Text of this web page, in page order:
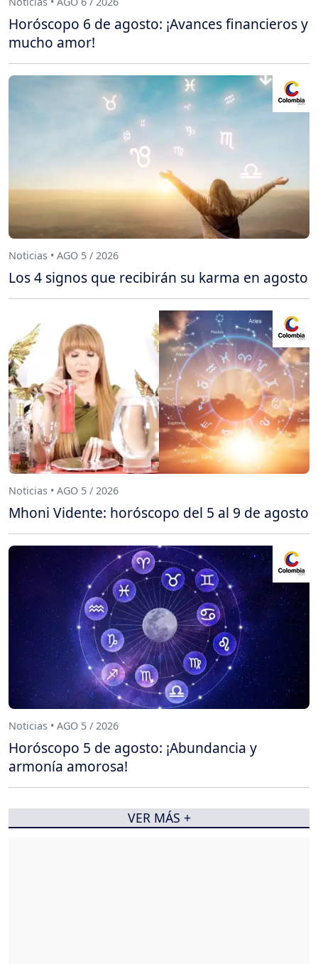
Horóscopo 6 de agosto: ¡Avances financieros y
mucho amor!
Noticias • AGO 5 / 2026
Los 4 signos que recibirán su karma en agosto
Noticias • AGO 5 / 2026
Mhoni Vidente: horóscopo del 5 al 9 de agosto
Noticias • AGO 5 / 2026
Horóscopo 5 de agosto: ¡Abundancia y
armonía amorosa!
VER MÁS +